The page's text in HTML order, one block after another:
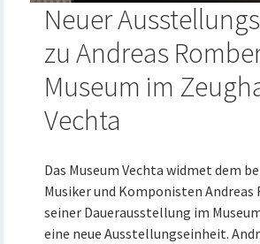
Neuer
zu Andreas
Museum im
Vechta
Das Museum Vechta widmet dem
Musiker und Komponisten Andreas
seiner Dauerausstellung im
eine neue Ausstellungseinheit.